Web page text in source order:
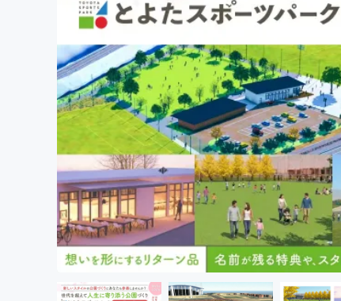
映像・映画
ビジネス・起業
まちづくり・地域活性化